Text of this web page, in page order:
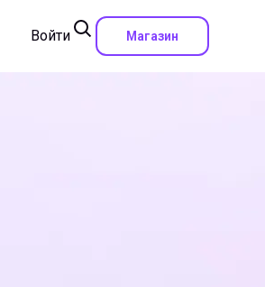
Войти Магазин